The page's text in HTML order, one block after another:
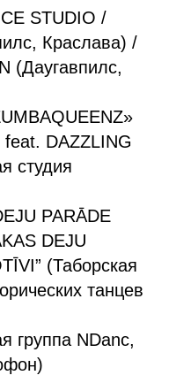
STUDIO /
Краслава) /
(Даугавпилс,
DAZZLING
студия
PARĀDE
DEJU
(Таборская
танцев
группа NDanc,